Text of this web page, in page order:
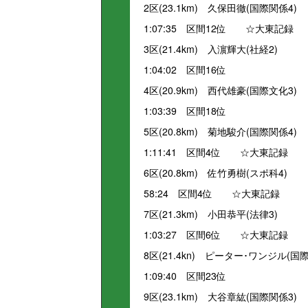
2区(23.1km) 久保田徹(国際関係4)
1:07:35 区間12位 ☆大東記録
3区(21.4km) 入濵輝大(社経2)
1:04:02 区間16位
4区(20.9km) 西代雄豪(国際文化3)
1:03:39 区間18位
5区(20.8km) 菊地駿介(国際関係4)
1:11:41 区間4位 ☆大東記録
6区(20.8km) 佐竹勇樹(スポ科4)
58:24 区間4位 ☆大東記録
7区(21.3km) 小田恭平(法律3)
1:03:27 区間6位 ☆大東記録
8区(21.4kn) ピーター･ワンジル(国
1:09:40 区間23位
9区(23.1km) 大谷章紘(国際関係3)